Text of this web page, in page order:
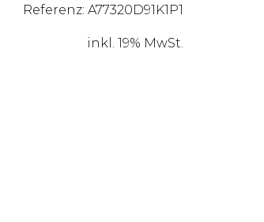
Referenz: A77320D91K1P1
inkl. 19% MwSt.